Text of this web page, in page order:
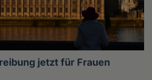
jetzt für Frauen